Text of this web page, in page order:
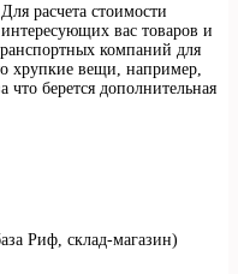
расчета стоимости
вас товаров и
компаний для
хрупкие вещи, например,
что берется дополнительная
Риф, склад-магазин)